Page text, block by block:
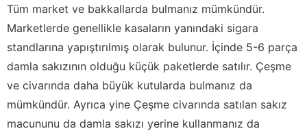
Tüm market ve bakkallarda bulmanız mümkündür.
Marketlerde genellikle kasaların yanındaki sigara
standlarına yapıştırılmış olarak bulunur. İçinde 5-6 parça
damla sakızının olduğu küçük paketlerde satılır. Çeşme
ve civarında daha büyük kutularda bulmanız da
mümkündür. Ayrıca yine Çeşme civarında satılan sakız
macununu da damla sakızı yerine kullanmanız da